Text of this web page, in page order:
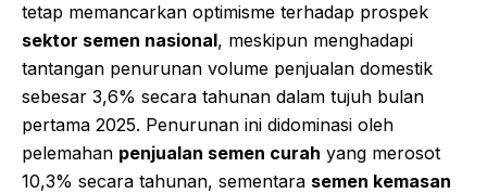
tetap memancarkan optimisme terhadap prospek
sektor semen nasional, meskipun menghadapi
tantangan penurunan volume penjualan domestik
sebesar 3,6% secara tahunan dalam tujuh bulan
pertama 2025. Penurunan ini didominasi oleh
pelemahan penjualan semen curah yang merosot
10,3% secara tahunan, sementara semen kemasan